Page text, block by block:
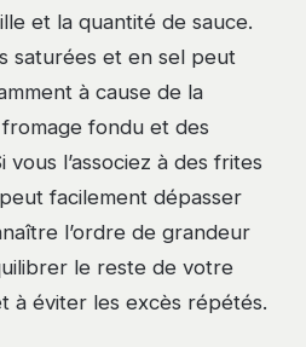
et la quantité de sauce.
saturées et en sel peut
à cause de la
fondu et des
vous l’associez à des frites
facilement dépasser
l’ordre de grandeur
le reste de votre
à éviter les excès répétés.